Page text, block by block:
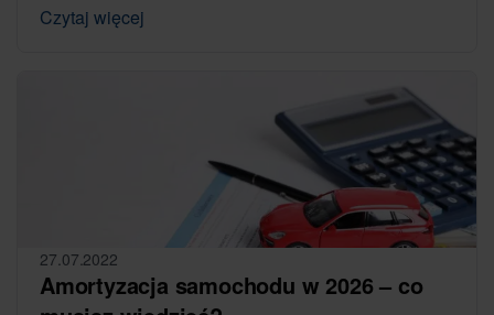
Czytaj więcej
27.07.2022
Amortyzacja samochodu w 2026 – co